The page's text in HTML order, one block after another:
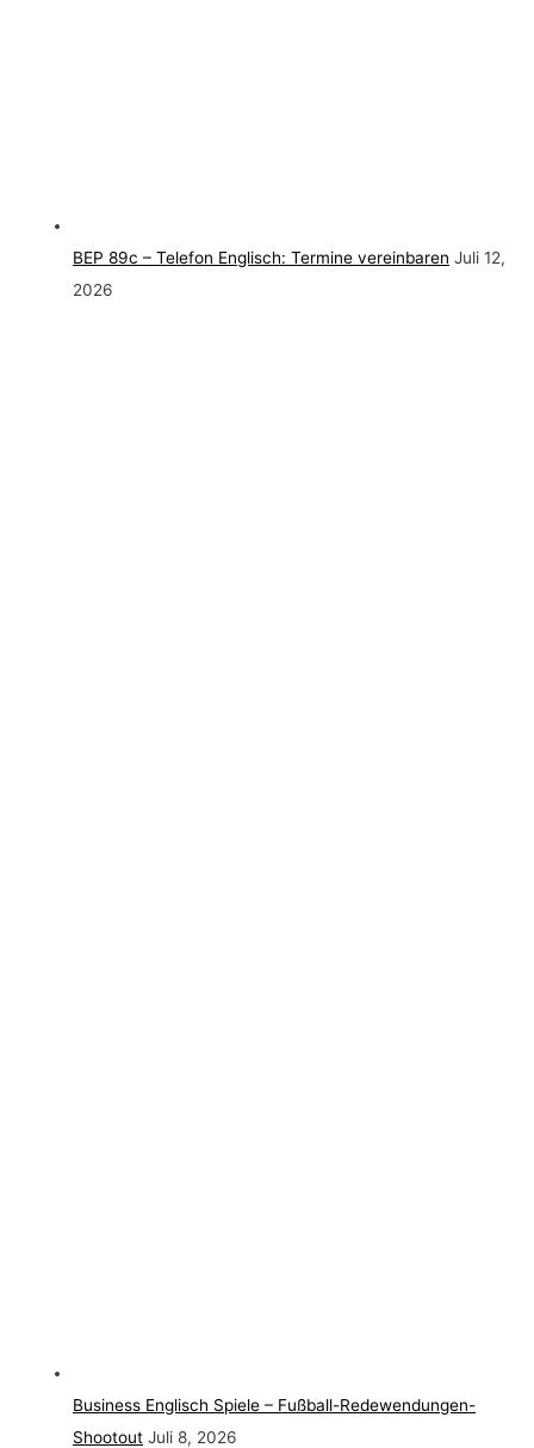
BEP 89c – Telefon Englisch: Termine vereinbaren Juli 12,
2026
Business Englisch Spiele – Fußball-Redewendungen-
Shootout Juli 8, 2026